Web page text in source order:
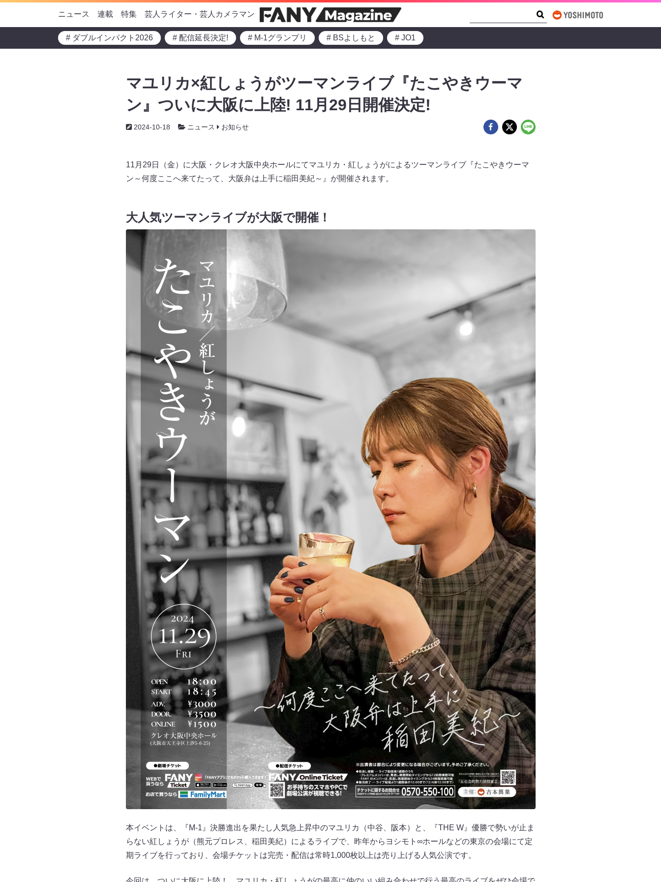
ニュース 連載 特集 芸人ライター・芸人カメラマン
# ダブルインパクト2026 # 配信延長決定! # M-1グランプリ # BSよしもと # JO1
マユリカ×紅しょうがツーマンライブ『たこやきウーマ
ン』ついに大阪に上陸! 11月29日開催決定!
2024-10-18 ニュース お知らせ
11月29日（金）に大阪・クレオ大阪中央ホールにてマユリカ・紅しょうがによるツーマンライブ『たこやきウーマ
ン～何度ここへ来てたって、大阪弁は上手に稲田美紀～』が開催されます。
大人気ツーマンライブが大阪で開催！
本イベントは、『M-1』決勝進出を果たし人気急上昇中のマユリカ（中谷、阪本）と、『THE W』優勝で勢いが止ま
らない紅しょうが（熊元プロレス、稲田美紀）によるライブで、昨年からヨシモト∞ホールなどの東京の会場にて定
期ライブを行っており、会場チケットは完売・配信は常時1,000枚以上は売り上げる人気公演です。